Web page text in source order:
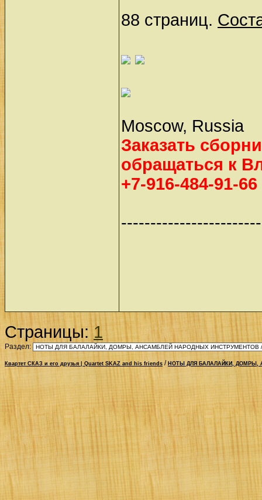
88 страниц.
Moscow, Russia
Заказать
обращаться к
+7-916-484-91-66
Страницы:1
Раздел:
Квартет СКАЗ и его друзья | Quartet SKAZ and his friends / НОТЫ ДЛЯ БАЛАЛАЙКИ, ДОМРЫ,